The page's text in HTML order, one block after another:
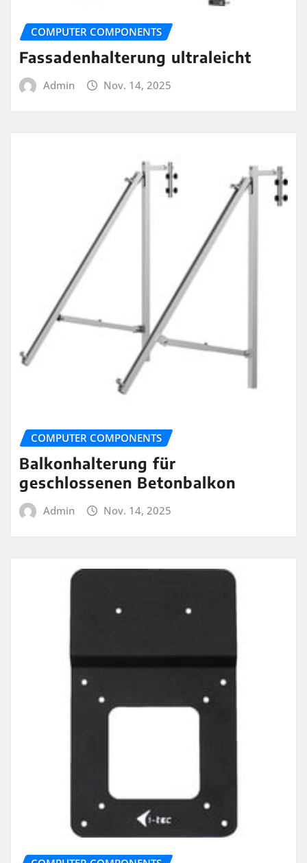
COMPUTER COMPONENTS
Fassadenhalterung ultraleicht
Admin Nov. 14, 2025
COMPUTER COMPONENTS
Balkonhalterung für
geschlossenen Betonbalkon
Admin Nov. 14, 2025